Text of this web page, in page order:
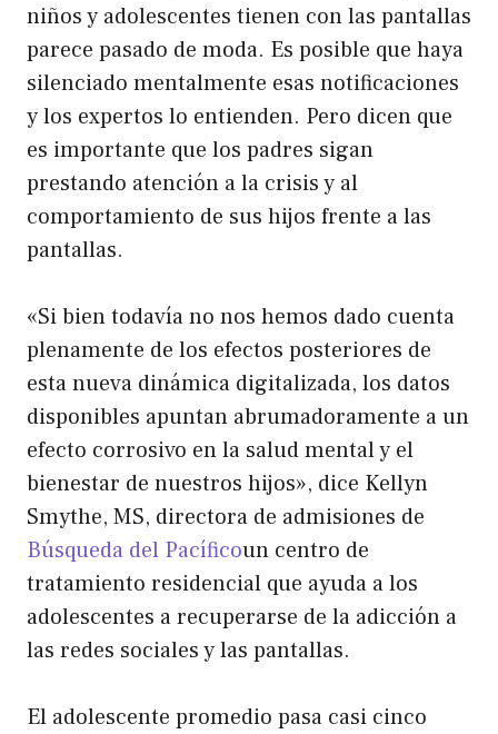
niños y adolescentes tienen con las pantallas
parece pasado de moda. Es posible que haya
silenciado mentalmente esas notificaciones
y los expertos lo entienden. Pero dicen que
es importante que los padres sigan
prestando atención a la crisis y al
comportamiento de sus hijos frente a las
pantallas.
«Si bien todavía no nos hemos dado cuenta
plenamente de los efectos posteriores de
esta nueva dinámica digitalizada, los datos
disponibles apuntan abrumadoramente a un
efecto corrosivo en la salud mental y el
bienestar de nuestros hijos», dice Kellyn
Smythe, MS, directora de admisiones de
Búsqueda del Pacíficoun centro de
tratamiento residencial que ayuda a los
adolescentes a recuperarse de la adicción a
las redes sociales y las pantallas.
El adolescente promedio pasa casi cinco